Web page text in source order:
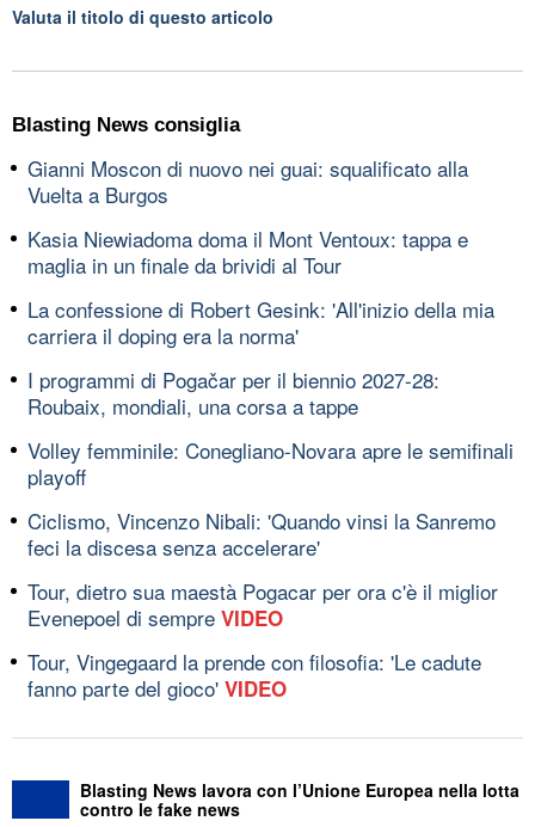
Valuta il titolo di questo articolo
Blasting News consiglia
Gianni Moscon di nuovo nei guai: squalificato alla
Vuelta a Burgos
Kasia Niewiadoma doma il Mont Ventoux: tappa e
maglia in un finale da brividi al Tour
La confessione di Robert Gesink: 'All'inizio della mia
carriera il doping era la norma'
I programmi di Pogačar per il biennio 2027-28:
Roubaix, mondiali, una corsa a tappe
Volley femminile: Conegliano-Novara apre le semifinali
playoff
Ciclismo, Vincenzo Nibali: 'Quando vinsi la Sanremo
feci la discesa senza accelerare'
Tour, dietro sua maestà Pogacar per ora c'è il miglior
Evenepoel di sempre VIDEO
Tour, Vingegaard la prende con filosofia: 'Le cadute
fanno parte del gioco' VIDEO
Blasting News lavora con l’Unione Europea nella lotta
contro le fake news